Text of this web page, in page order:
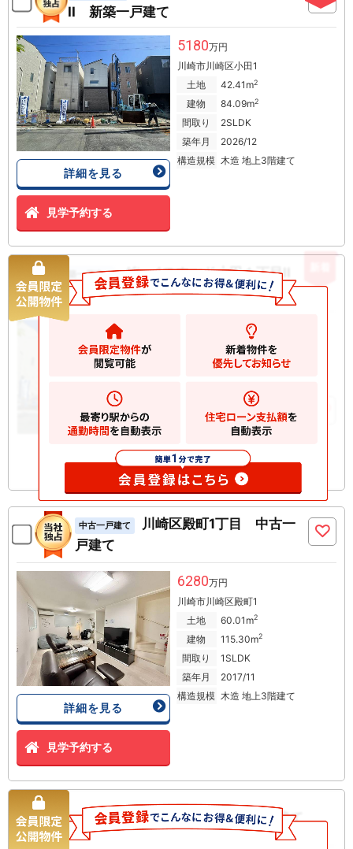
II 新築一戸建て
詳細を見る
見学予約する
5180万円
川崎市川崎区小田1
土地
42.41m2
建物 84.09m2
間取り
2SLDK
築年月
2026/12
構造規模 木造 地上3階建て
新築一戸建て
グレイスウッド小田１丁目II 新築
一戸建て
川崎市川崎区小田
42.46m2
お気に入りに追加
中古一戸建て
川崎区殿町1丁目 中古一
戸建て
詳細を見る
見学予約する
6280万円
川崎市川崎区殿町1
土地
60.01m2
建物 115.30m2
間取り
1SLDK
築年月
2017/11
構造規模 木造 地上3階建て
中古一戸建て 川崎区田島町 中古一戸建て